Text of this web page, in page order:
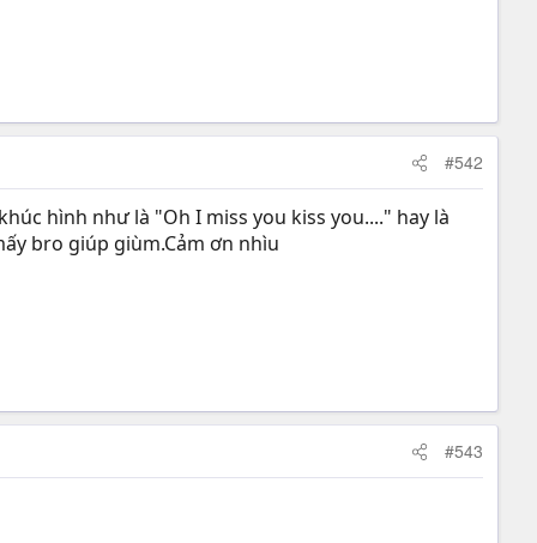
#542
hình như là "Oh I miss you kiss you...." hay là
bro giúp giùm.Cảm ơn nhìu
#543